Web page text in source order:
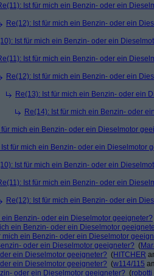
Ist für mich ein Benzin- oder ein
Re(12): Ist für mich ein Benzin- oder ein
Ist für mich ein Benzin- oder ein
Ist für mich ein Benzin- oder ein
Re(12): Ist für mich ein Benzin- oder ein
Re(13): Ist für mich ein Benzin- oder ein
Re(14): Ist für mich ein Benzin- oder
für mich ein Benzin- oder ein Dieselmotor
Ist für mich ein Benzin- oder ein Dieselmotor
Ist für mich ein Benzin- oder ein
Ist für mich ein Benzin- oder ein
Re(12): Ist für mich ein Benzin- oder ein
ein Benzin- oder ein Dieselmotor geeigneter?
ein Benzin- oder ein Dieselmotor
mich ein Benzin- oder ein Dieselmotor
oder ein Dieselmotor geeigneter? (
ein Dieselmotor geeigneter? (HITCHER
ein Dieselmotor geeigneter? (w114/115
oder ein Dieselmotor geeigneter? (robotti